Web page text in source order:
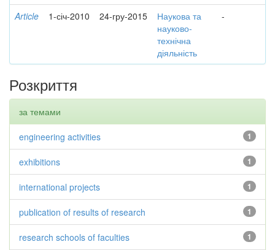
Article 1-січ-2010 24-гру-2015
Наукова та
науково-
технічна
діяльність
-
Розкриття
за темами
1
engineering activities
1
exhibitions
1
international projects
1
publication of results of research
1
research schools of faculties